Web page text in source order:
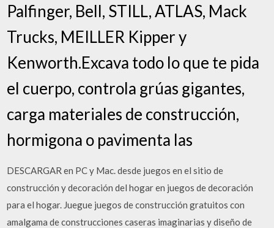
Palfinger, Bell, STILL, ATLAS, Mack
Trucks, MEILLER Kipper y
Kenworth.Excava todo lo que te pida
el cuerpo, controla grúas gigantes,
carga materiales de construcción,
hormigona o pavimenta las
DESCARGAR en PC y Mac. desde juegos en el sitio de
construcción y decoración del hogar en juegos de decoración
para el hogar. Juegue juegos de construcción gratuitos con
amalgama de construcciones caseras imaginarias y diseño de